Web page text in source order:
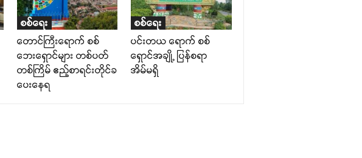
စစ်ရေး
တောင်ကြီးရောက် စစ်
ဘေးရှောင်များ တစ်ပတ်
တစ်ကြိမ် ဧည့်စာရင်းတိုင်ခ
ပေးနေရ
စစ်ရေး
ပင်းတယ ရောက် စစ်
ရှောင်အချို့ ပြန်စရာ
အိမ်မရှိ